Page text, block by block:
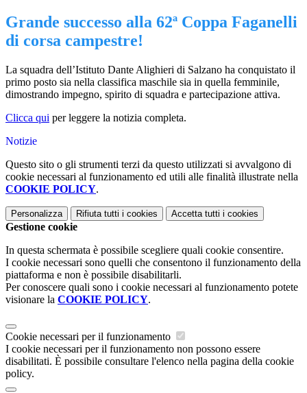
Grande successo alla 62ª Coppa Faganelli
di corsa campestre!
La squadra dell’Istituto Dante Alighieri di Salzano ha conquistato il
primo posto sia nella classifica maschile sia in quella femminile,
dimostrando impegno, spirito di squadra e partecipazione attiva.
Clicca qui per leggere la notizia completa.
Notizie
Questo sito o gli strumenti terzi da questo utilizzati si avvalgono di
cookie necessari al funzionamento ed utili alle finalità illustrate nella
COOKIE POLICY.
Personalizza Rifiuta tutti i cookies Accetta tutti i cookies
Gestione cookie
In questa schermata è possibile scegliere quali cookie consentire.
I cookie necessari sono quelli che consentono il funzionamento della
piattaforma e non è possibile disabilitarli.
Per conoscere quali sono i cookie necessari al funzionamento potete
visionare la COOKIE POLICY.
Cookie necessari per il funzionamento
I cookie necessari per il funzionamento non possono essere
disabilitati. È possibile consultare l'elenco nella pagina della cookie
policy.